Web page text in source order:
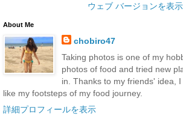
ウェブ バージョンを表示
About Me
chobiro47
Taking photos is one of my
photos of food and tried new
in. Thanks to my friends' idea,
like my footsteps of my food journey.
詳細プロフィールを表示